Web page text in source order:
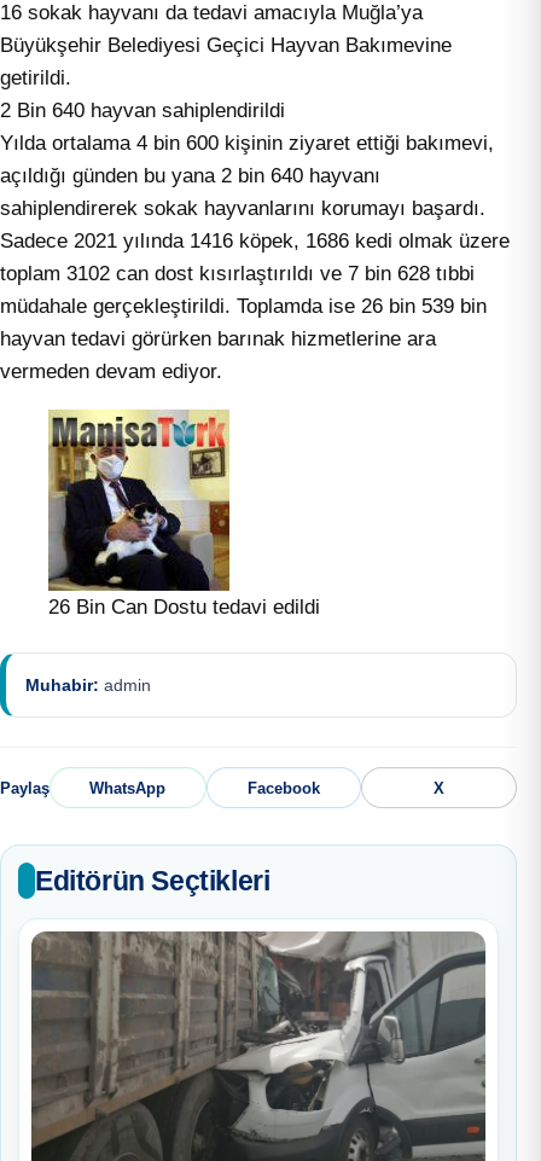
16 sokak hayvanı da tedavi amacıyla Muğla’ya
Büyükşehir Belediyesi Geçici Hayvan Bakımevine
getirildi.
2 Bin 640 hayvan sahiplendirildi
Yılda ortalama 4 bin 600 kişinin ziyaret ettiği bakımevi,
açıldığı günden bu yana 2 bin 640 hayvanı
sahiplendirerek sokak hayvanlarını korumayı başardı.
Sadece 2021 yılında 1416 köpek, 1686 kedi olmak üzere
toplam 3102 can dost kısırlaştırıldı ve 7 bin 628 tıbbi
müdahale gerçekleştirildi. Toplamda ise 26 bin 539 bin
hayvan tedavi görürken barınak hizmetlerine ara
vermeden devam ediyor.
26 Bin Can Dostu tedavi edildi
Muhabir: admin
Paylaş WhatsApp Facebook X
Editörün Seçtikleri